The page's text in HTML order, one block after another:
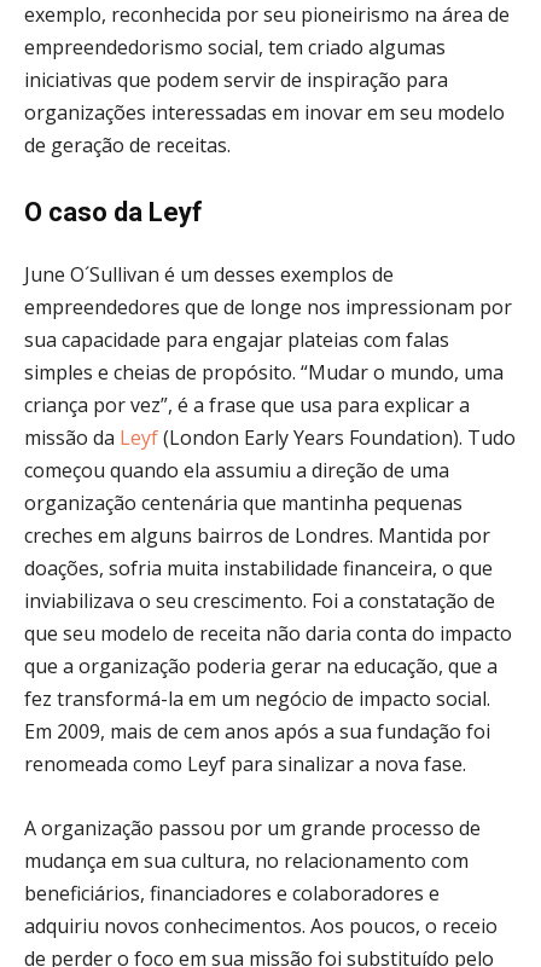
exemplo, reconhecida por seu pioneirismo na área de
empreendedorismo social, tem criado algumas
iniciativas que podem servir de inspiração para
organizações interessadas em inovar em seu modelo
de geração de receitas.
O caso da Leyf
June O´Sullivan é um desses exemplos de
empreendedores que de longe nos impressionam por
sua capacidade para engajar plateias com falas
simples e cheias de propósito. “Mudar o mundo, uma
criança por vez”, é a frase que usa para explicar a
missão da Leyf(London Early Years Foundation). Tudo
começou quando ela assumiu a direção de uma
organização centenária que mantinha pequenas
creches em alguns bairros de Londres. Mantida por
doações, sofria muita instabilidade financeira, o que
inviabilizava o seu crescimento. Foi a constatação de
que seu modelo de receita não daria conta do impacto
que a organização poderia gerar na educação, que a
fez transformá-la em um negócio de impacto social.
Em 2009, mais de cem anos após a sua fundação foi
renomeada como Leyf para sinalizar a nova fase.
A organização passou por um grande processo de
mudança em sua cultura, no relacionamento com
beneficiários, financiadores e colaboradores e
adquiriu novos conhecimentos. Aos poucos, o receio
de perder o foco em sua missão foi substituído pelo